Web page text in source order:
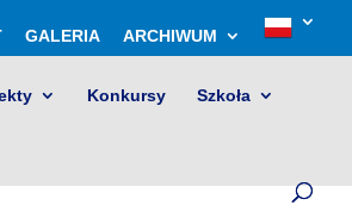
GALERIA ARCHIWUM
Konkursy Szkoła